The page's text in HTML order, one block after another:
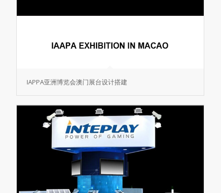
IAPPA亚洲博览会澳门展台设计搭建